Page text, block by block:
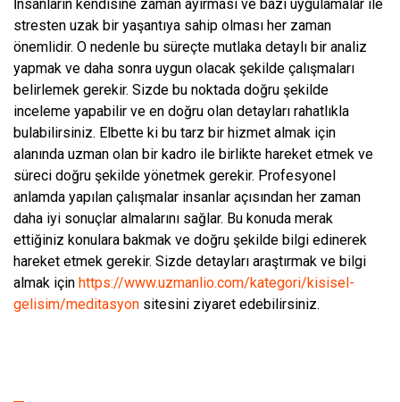
İnsanların kendisine zaman ayırması ve bazı uygulamalar ile
stresten uzak bir yaşantıya sahip olması her zaman
önemlidir. O nedenle bu süreçte mutlaka detaylı bir analiz
yapmak ve daha sonra uygun olacak şekilde çalışmaları
belirlemek gerekir. Sizde bu noktada doğru şekilde
inceleme yapabilir ve en doğru olan detayları rahatlıkla
bulabilirsiniz. Elbette ki bu tarz bir hizmet almak için
alanında uzman olan bir kadro ile birlikte hareket etmek ve
süreci doğru şekilde yönetmek gerekir. Profesyonel
anlamda yapılan çalışmalar insanlar açısından her zaman
daha iyi sonuçlar almalarını sağlar. Bu konuda merak
ettiğiniz konulara bakmak ve doğru şekilde bilgi edinerek
hareket etmek gerekir. Sizde detayları araştırmak ve bilgi
almak için https://www.uzmanlio.com/kategori/kisisel-
gelisim/meditasyon sitesini ziyaret edebilirsiniz.